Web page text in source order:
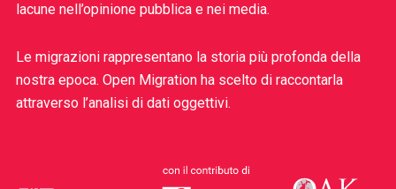
lacune nell’opinione pubblica e nei media.
Le migrazioni rappresentano la storia più profonda della
nostra epoca. Open Migration ha scelto di raccontarla
attraverso l’analisi di dati oggettivi.